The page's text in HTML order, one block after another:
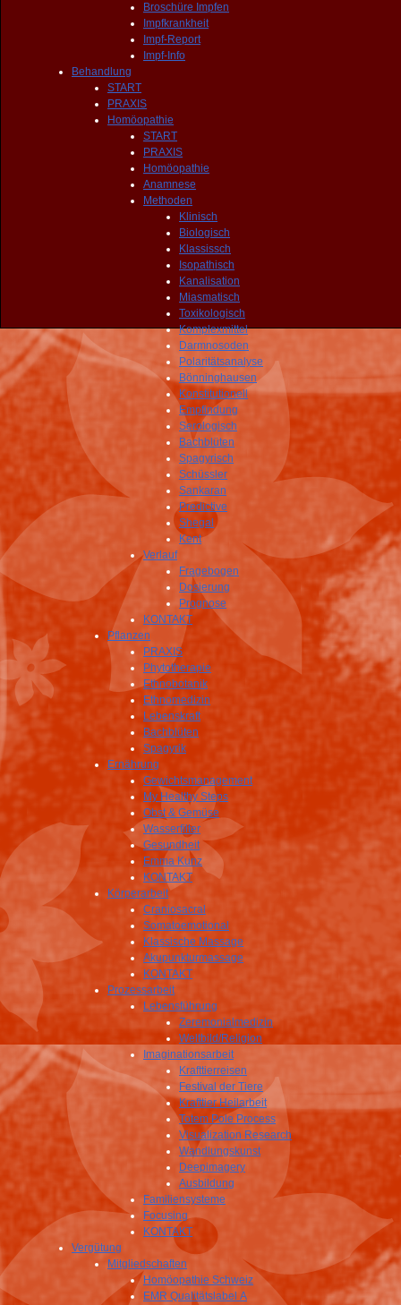
Broschüre Impfen
Impfkrankheit
Impf-Report
Impf-Info
Behandlung
START
PRAXIS
Homöopathie
START
PRAXIS
Homöopathie
Anamnese
Methoden
Klinisch
Biologisch
Klassissch
Isopathisch
Kanalisation
Miasmatisch
Toxikologisch
Komplexmittel
Darmnosoden
Polaritätsanalyse
Bönninghausen
Konstitutionell
Empfindung
Serologisch
Bachblüten
Spagyrisch
Schüssler
Sankaran
Predictive
Shegal
Kent
Verlauf
Fragebogen
Dosierung
Prognose
KONTAKT
Pflanzen
PRAXIS
Phytotherapie
Ethnobotanik
Ethnomedizin
Lebenskraft
Bachblüten
Spagyrik
Ernährung
Gewichtsmanagement
My Healthy Steps
Obst & Gemüse
Wasserfilter
Gesundheit
Emma Kunz
KONTAKT
Körperarbeit
Craniosacral
Somatoemotional
Klassische Massage
Akupunkturmassage
KONTAKT
Prozessarbeit
Lebensführung
Zeremonialmedizin
Weltbild/Religion
Imaginationsarbeit
Krafttierreisen
Festival der Tiere
Krafttier Heilarbeit
Totem Pole Process
Visualization Research
Wandlungskunst
Deepimagery
Ausbildung
Familiensysteme
Focusing
KONTAKT
Vergütung
Mitgliedschaften
Homöopathie Schweiz
EMR Qualitätslabel A